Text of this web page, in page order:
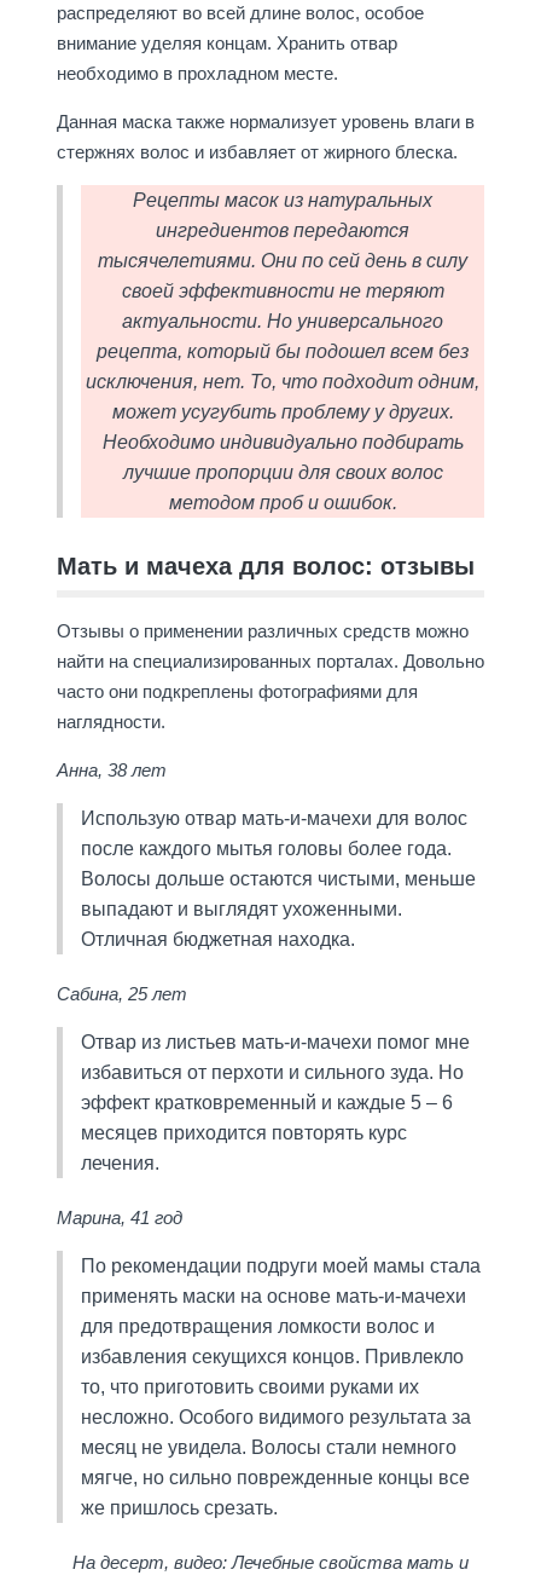
распределяют во всей длине волос, особое
внимание уделяя концам. Хранить отвар
необходимо в прохладном месте.
Данная маска также нормализует уровень влаги в
стержнях волос и избавляет от жирного блеска.
Рецепты масок из натуральных
ингредиентов передаются
тысячелетиями. Они по сей день в силу
своей эффективности не теряют
актуальности. Но универсального
рецепта, который бы подошел всем без
исключения, нет. То, что подходит одним,
может усугубить проблему у других.
Необходимо индивидуально подбирать
лучшие пропорции для своих волос
методом проб и ошибок.
Мать и мачеха для волос: отзывы
Отзывы о применении различных средств можно
найти на специализированных порталах. Довольно
часто они подкреплены фотографиями для
наглядности.
Анна, 38 лет
Использую отвар мать-и-мачехи для волос
после каждого мытья головы более года.
Волосы дольше остаются чистыми, меньше
выпадают и выглядят ухоженными.
Отличная бюджетная находка.
Сабина, 25 лет
Отвар из листьев мать-и-мачехи помог мне
избавиться от перхоти и сильного зуда. Но
эффект кратковременный и каждые 5 – 6
месяцев приходится повторять курс
лечения.
Марина, 41 год
По рекомендации подруги моей мамы стала
применять маски на основе мать-и-мачехи
для предотвращения ломкости волос и
избавления секущихся концов. Привлекло
то, что приготовить своими руками их
несложно. Особого видимого результата за
месяц не увидела. Волосы стали немного
мягче, но сильно поврежденные концы все
же пришлось срезать.
На десерт, видео: Лечебные свойства мать и